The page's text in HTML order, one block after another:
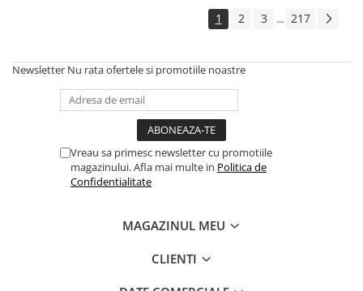
Case-uri DJ
Console DJ
Controllere MIDI - USB DAW
1 2 3 ... 217
Newsletter Nu rata ofertele si promotiile noastre
Vreau sa primesc newsletter cu promotiile
magazinului. Afla mai multe in Politica de
Confidentialitate
MAGAZINUL MEU
CLIENTI